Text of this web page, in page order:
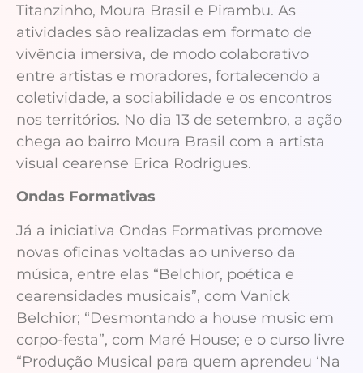
Titanzinho, Moura Brasil e Pirambu. As
atividades são realizadas em formato de
vivência imersiva, de modo colaborativo
entre artistas e moradores, fortalecendo a
coletividade, a sociabilidade e os encontros
nos territórios. No dia 13 de setembro, a ação
chega ao bairro Moura Brasil com a artista
visual cearense Erica Rodrigues.
Ondas Formativas
Já a iniciativa Ondas Formativas promove
novas oficinas voltadas ao universo da
música, entre elas “Belchior, poética e
cearensidades musicais”, com Vanick
Belchior; “Desmontando a house music em
corpo-festa”, com Maré House; e o curso livre
“Produção Musical para quem aprendeu ‘Na